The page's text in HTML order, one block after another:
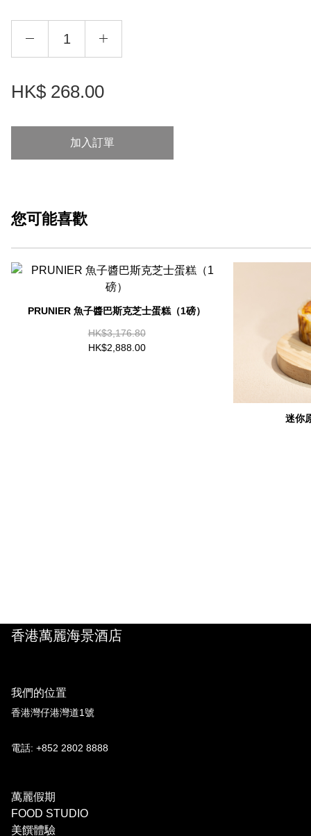
HK$ 268.00
加入訂單
您可能喜歡
PRUNIER 魚子醬巴斯克芝士蛋糕（1磅）
HK$3,176.80
HK$2,888.00
迷你
香港萬麗海景酒店
我們的位置
香港灣仔港灣道1號
電話: +852 2802 8888
萬麗假期
FOOD STUDIO
美饌體驗